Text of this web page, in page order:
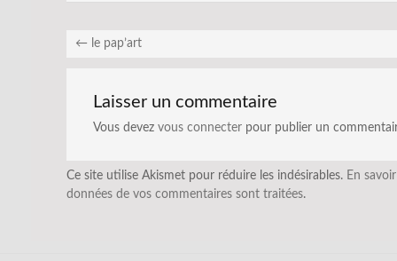
← le pap’art
Laisser un commentaire
Vous devez vous connecter pour publier un
Ce site utilise Akismet pour réduire les indésirables. En
données de vos commentaires sont traitées.